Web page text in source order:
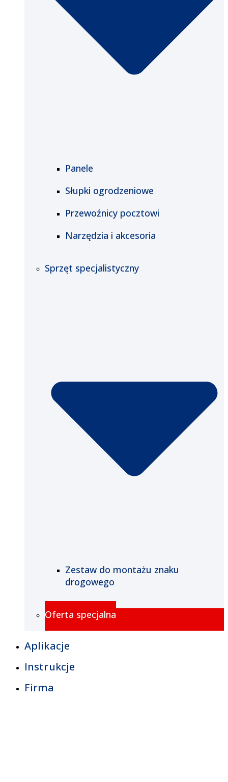
Panele
Słupki ogrodzeniowe
Przewoźnicy pocztowi
Narzędzia i akcesoria
Sprzęt specjalistyczny
Zestaw do montażu znaku
drogowego
Oferta specjalna
Aplikacje
Instrukcje
Firma